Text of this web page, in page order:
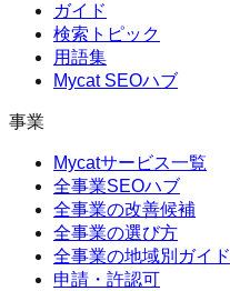
ガイド
検索トピック
用語集
Mycat SEOハブ
事業
Mycatサービス一覧
全事業SEOハブ
全事業の改善候補
全事業の選び方
全事業の地域別ガイド
申請・許認可